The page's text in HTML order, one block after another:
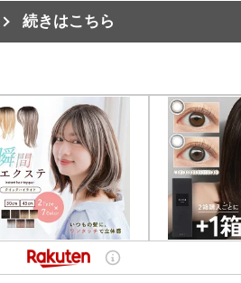
続きはこちら